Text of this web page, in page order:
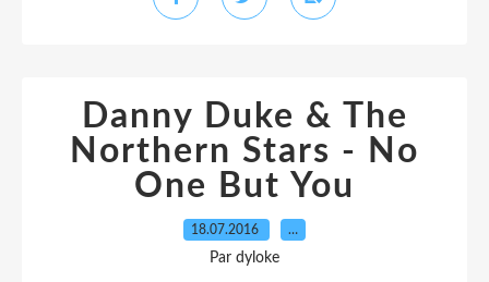
Danny Duke & The
Northern Stars - No
One But You
18.07.2016 …
Par dyloke